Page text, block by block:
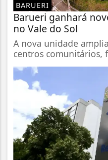
BARUERI
Barueri ganhará
no Vale do Sol
A nova unidade
centros comunitários,